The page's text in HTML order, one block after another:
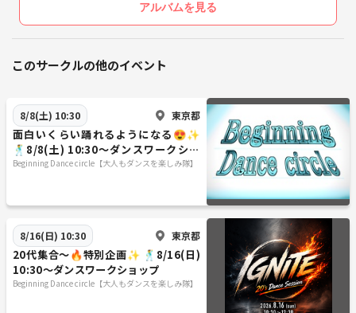
アルバムを見る
このサークルの他のイベント
8/8(土) 10:30 東京都
面白いくらい踊れるようになる😍✨
🕺8/8(土) 10:30〜ダンスワークショ
ップ
Beginning Dance circle【大人もダンスを楽しみ隊】
8/16(日) 10:30 東京都
20代集合〜🔥特別企画✨ 🕺8/16(日)
10:30〜ダンスワークショップ
Beginning Dance circle【大人もダンスを楽しみ隊】